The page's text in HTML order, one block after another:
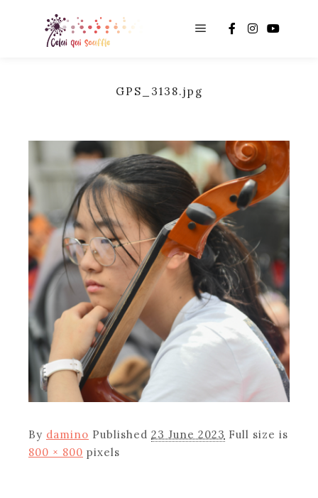
GPS_3138.jpg
By damino Published 23 June 2023 Full size is
800 × 800 pixels